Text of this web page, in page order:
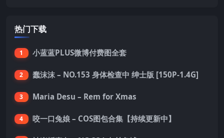
热门下载
1 小蓝蓝PLUS微博付费图全套
2 蠢沫沫 – NO.153 身体检查中 绅士版 [150P-1.4G]
3 Maria Desu – Rem for Xmas
4 咬一口兔娘 – COS图包合集【持续更新中】